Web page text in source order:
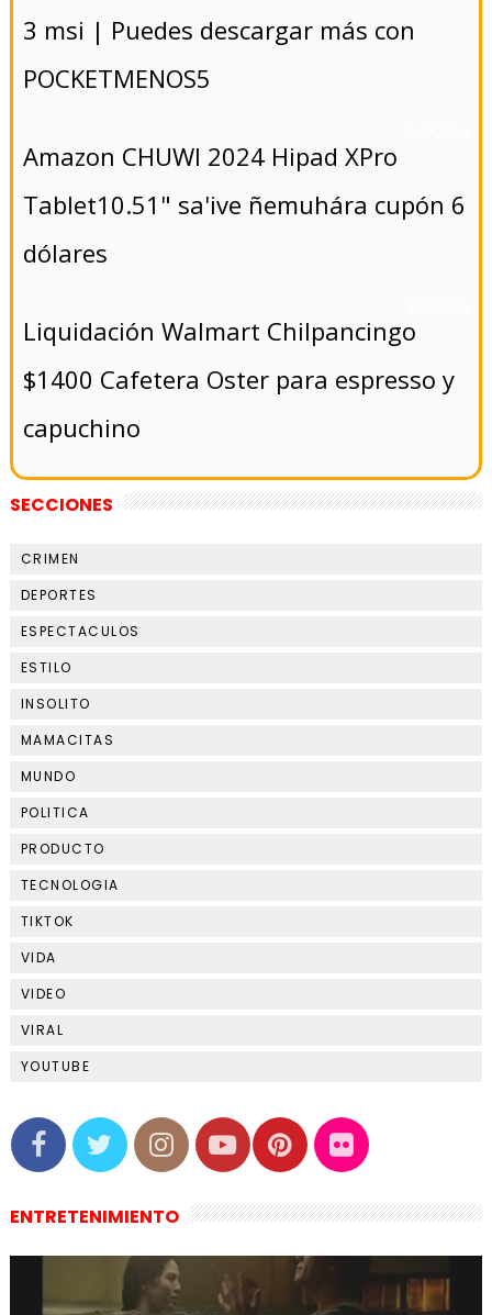
3 msi | Puedes descargar más con
POCKETMENOS5
Amazon CHUWI 2024 Hipad XPro
Tablet10.51" sa'ive ñemuhára cupón 6
dólares
Liquidación Walmart Chilpancingo
$1400 Cafetera Oster para espresso y
capuchino
SECCIONES
CRIMEN
DEPORTES
ESPECTACULOS
ESTILO
INSOLITO
MAMACITAS
MUNDO
POLITICA
PRODUCTO
TECNOLOGIA
TIKTOK
VIDA
VIDEO
VIRAL
YOUTUBE
ENTRETENIMIENTO